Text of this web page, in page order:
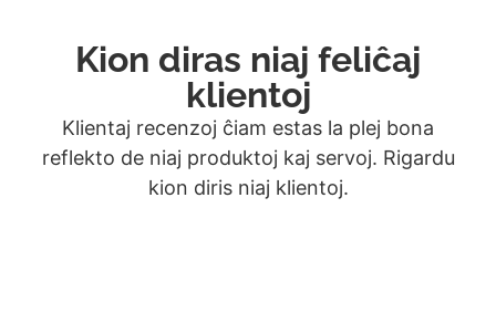
Kion diras niaj feliĉaj
klientoj
Klientaj recenzoj ĉiam estas la plej bona
reflekto de niaj produktoj kaj servoj. Rigardu
kion diris niaj klientoj.